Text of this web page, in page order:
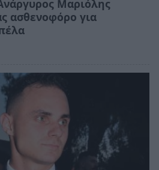
Μαριόλης
ασθενοφόρο για